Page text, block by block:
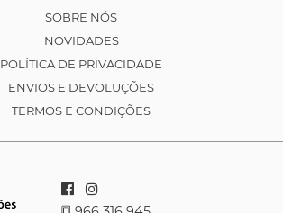
SOBRE NÓS
NOVIDADES
POLÍTICA DE PRIVACIDADE
ENVIOS E DEVOLUÇÕES
TERMOS E CONDIÇÕES